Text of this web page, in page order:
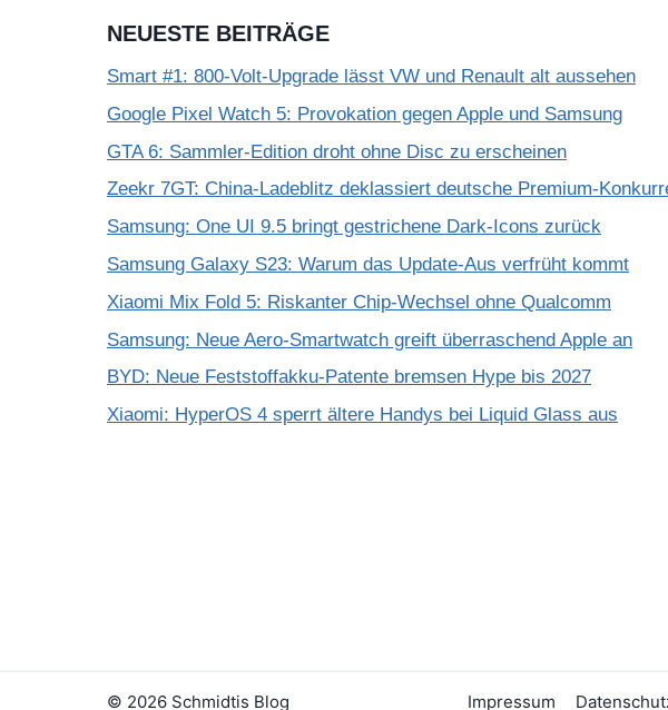
NEUESTE BEITRÄGE
Smart #1: 800-Volt-Upgrade lässt VW und Renault alt aussehen
Google Pixel Watch 5: Provokation gegen Apple und Samsung
GTA 6: Sammler-Edition droht ohne Disc zu erscheinen
Zeekr 7GT: China-Ladeblitz deklassiert deutsche Premium-
Samsung: One UI 9.5 bringt gestrichene Dark-Icons zurück
Samsung Galaxy S23: Warum das Update-Aus verfrüht kommt
Xiaomi Mix Fold 5: Riskanter Chip-Wechsel ohne Qualcomm
Samsung: Neue Aero-Smartwatch greift überraschend Apple an
BYD: Neue Feststoffakku-Patente bremsen Hype bis 2027
Xiaomi: HyperOS 4 sperrt ältere Handys bei Liquid Glass aus
© 2026 Schmidtis Blog Impressum